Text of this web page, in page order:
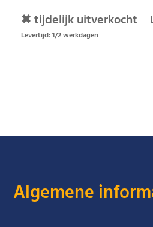
✖ tijdelijk uitverkocht
Levertijd: 1/2 werkdagen
Algemene